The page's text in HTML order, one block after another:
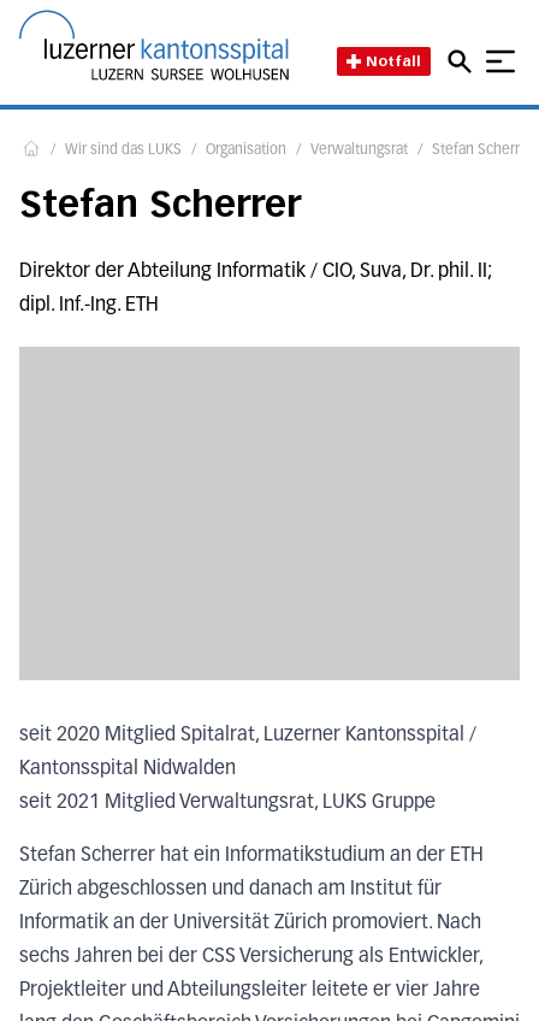
Notfall
/ Wir sind das LUKS / Organisation / Verwaltungsrat / Stefan Scherrer
Stefan Scherrer
Direktor der Abteilung Informatik / CIO, Suva, Dr. phil. II;
dipl. Inf.-Ing. ETH
seit 2020 Mitglied Spitalrat, Luzerner Kantonsspital /
Kantonsspital Nidwalden
seit 2021 Mitglied Verwaltungsrat, LUKS Gruppe
Stefan Scherrer hat ein Informatikstudium an der ETH
Zürich abgeschlossen und danach am Institut für
Informatik an der Universität Zürich promoviert. Nach
sechs Jahren bei der CSS Versicherung als Entwickler,
Projektleiter und Abteilungsleiter leitete er vier Jahre